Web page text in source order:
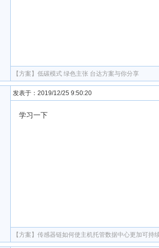
【方案】 低碳模式 绿色主张 台达方案与你分享
发表于：2019/12/25 9:50:20
学习一下
【方案】 传感器链如何使主机托管数据中心更加可持